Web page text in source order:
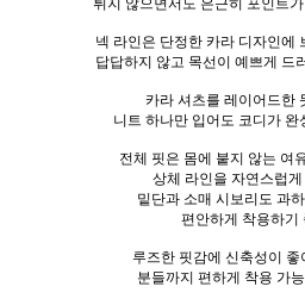
튀지 않으면서도 은근히 포인트
넥 라인은 단정한 카라 디자인에
답답하지 않고 목선이 예쁘게 드
카라 셔츠를 레이어드한
니트 하나만 입어도 코디가
전체 핏은 몸에 붙지 않는 여
상체 라인을 자연스럽
밑단과 소매 시보리도 과
편안하게 착용하기
루즈한 핏감에 신축성이
분들까지 편하게 착용 가